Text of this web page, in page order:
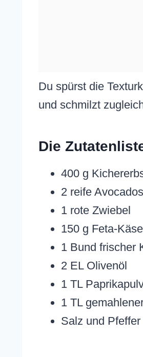
Du spürst die
und schmilzt
Die
400 g
2 reife Avocados
1 rote Zwiebel
150 g Feta-
1 Bund frischer
2 EL Olivenöl
1 TL
1 TL
Salz und